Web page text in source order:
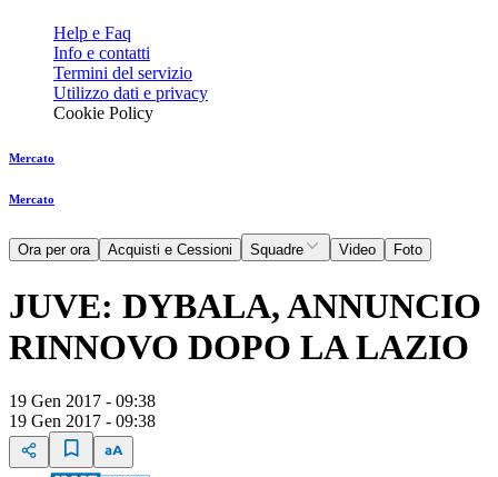
Help e Faq
Info e contatti
Termini del servizio
Utilizzo dati e privacy
Cookie Policy
Mercato
Mercato
Ora per ora Acquisti e Cessioni Squadre Video Foto
JUVE: DYBALA, ANNUNCIO
RINNOVO DOPO LA LAZIO
19 Gen 2017 - 09:38
19 Gen 2017 - 09:38